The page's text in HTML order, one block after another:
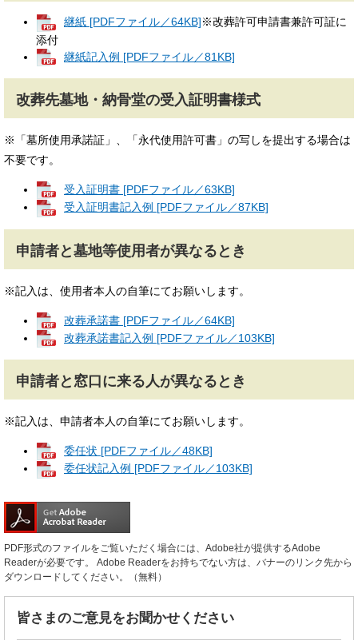
継紙 [PDFファイル／64KB]※改葬許可申請書兼許可証に
添付
継紙記入例 [PDFファイル／81KB]
改葬先墓地・納骨堂の受入証明書様式
※「墓所使用承諾証」、「永代使用許可書」の写しを提出する場合は
不要です。
受入証明書 [PDFファイル／63KB]
受入証明書記入例 [PDFファイル／87KB]
申請者と墓地等使用者が異なるとき
※記入は、使用者本人の自筆にてお願いします。
改葬承諾書 [PDFファイル／64KB]
改葬承諾書記入例 [PDFファイル／103KB]
申請者と窓口に来る人が異なるとき
※記入は、申請者本人の自筆にてお願いします。
委任状 [PDFファイル／48KB]
委任状記入例 [PDFファイル／103KB]
PDF形式のファイルをご覧いただく場合には、Adobe社が提供するAdobe
Readerが必要です。
Adobe Readerをお持ちでない方は、バナーのリンク先から
ダウンロードしてください。（無料）
皆さまのご意見をお聞かせください